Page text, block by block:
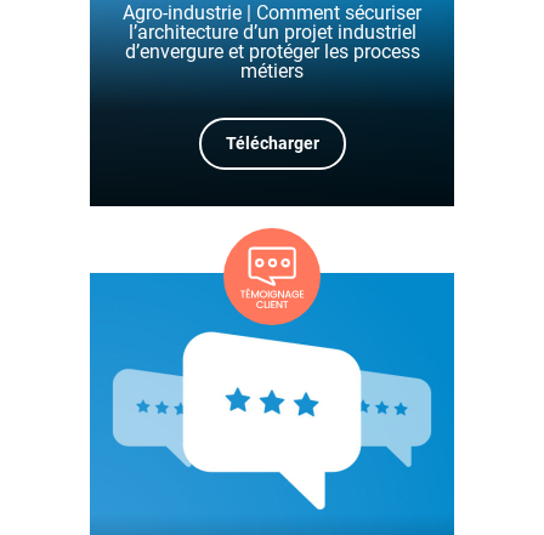
Agro-industrie | Comment sécuriser
l’architecture d’un projet industriel
d’envergure et protéger les process
métiers
Télécharger